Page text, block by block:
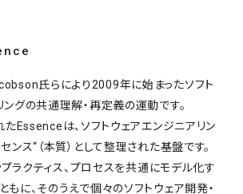
氏らにより2009年に始まったソフト
ングの共通理解・再定義の運動です。
Essenceは、ソフトウェアエンジニアリン
ンス“（本質）として整理された基盤です。
ラクティス、プロセスを共通にモデル化す
に、そのうえで個々のソフトウェア開発・